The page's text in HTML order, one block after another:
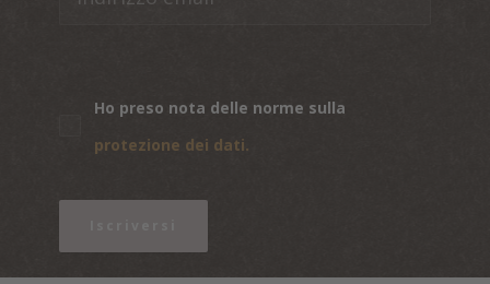
Ho preso nota delle norme sulla
protezione dei dati.